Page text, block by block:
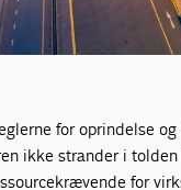
for oprindelse
ikke strander i
for